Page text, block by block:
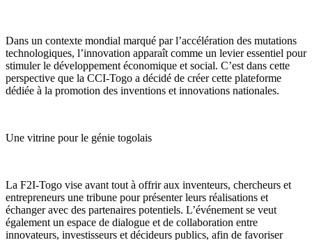
Dans un contexte mondial marqué par l’accélération des mutations
technologiques, l’innovation apparaît comme un levier essentiel pour
stimuler le développement économique et social. C’est dans cette
perspective que la CCI-Togo a décidé de créer cette plateforme
dédiée à la promotion des inventions et innovations nationales.
Une vitrine pour le génie togolais
La F2I-Togo vise avant tout à offrir aux inventeurs, chercheurs et
entrepreneurs une tribune pour présenter leurs réalisations et
échanger avec des partenaires potentiels. L’événement se veut
également un espace de dialogue et de collaboration entre
innovateurs, investisseurs et décideurs publics, afin de favoriser